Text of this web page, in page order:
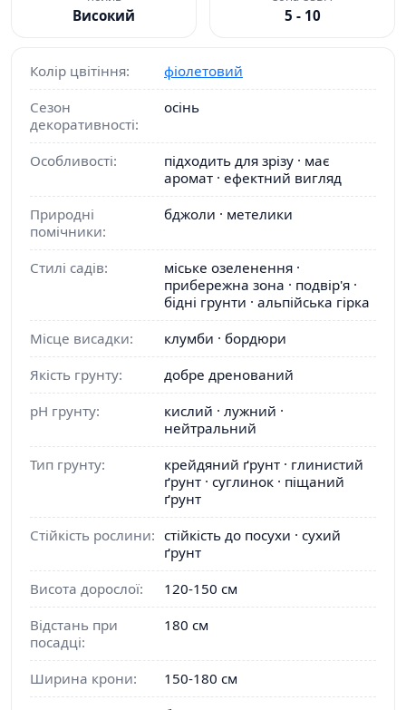
Високий 5 - 10
Колір цвітіння:
фіолетовий
Сезон
декоративності:
осінь
Особливості:
підходить для зрізу · має
аромат · ефектний вигляд
Природні
помічники:
бджоли · метелики
Стилі садів:
міське озеленення ·
прибережна зона · подвір'я ·
бідні грунти · альпійська гірка
Місце висадки:
клумби · бордюри
Якість грунту:
добре дренований
pH грунту:
кислий · лужний ·
нейтральний
Тип грунту:
крейдяний ґрунт · глинистий
ґрунт · суглинок · піщаний
ґрунт
Стійкість рослини: стійкість до посухи · сухий
ґрунт
Висота дорослої:
120-150 см
Відстань при
посадці:
180 см
Ширина крони:
150-180 см